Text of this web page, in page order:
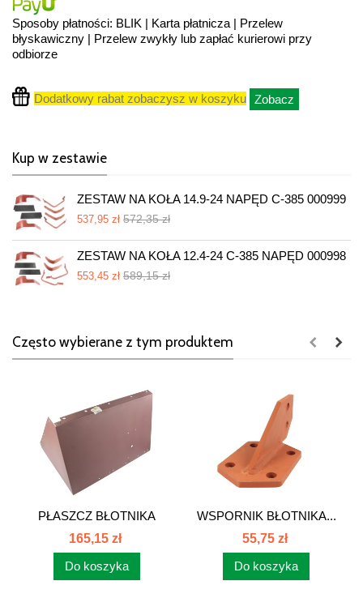
Sposoby płatności: BLIK | Karta płatnicza | Przelew
błyskawiczny | Przelew zwykły lub zapłać kurierowi przy
odbiorze
Dodatkowy rabat zobaczysz w koszyku Zobacz
Kup w zestawie
ZESTAW NA KOŁA 14.9-24 NAPĘD C-385 000999
537,95 zł 572,35 zł
ZESTAW NA KOŁA 12.4-24 C-385 NAPĘD 000998
553,45 zł 589,15 zł
Często wybierane z tym produktem
PŁASZCZ BŁOTNIKA
PRAWY...
165,15 zł
Do koszyka
WSPORNIK BŁOTNIKA...
55,75 zł
Do koszyka